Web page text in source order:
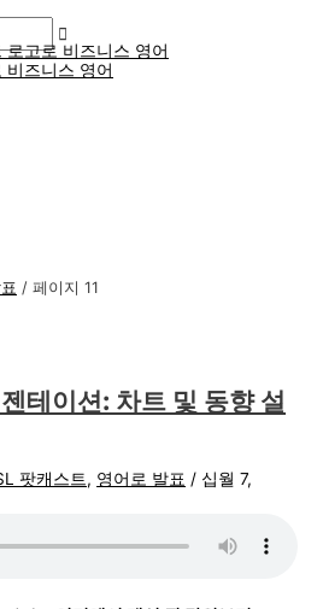
/ 페이지 11
테이션: 차트 및 동향 설
팟캐스트, 영어로 발표 / 십월 7,